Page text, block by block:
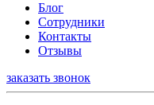
Блог
Сотрудники
Контакты
Отзывы
заказать звонок